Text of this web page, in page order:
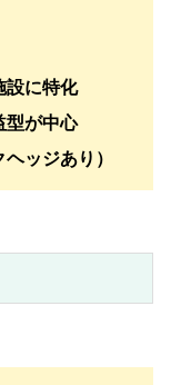
設に特化
型が中心
ッジあり）